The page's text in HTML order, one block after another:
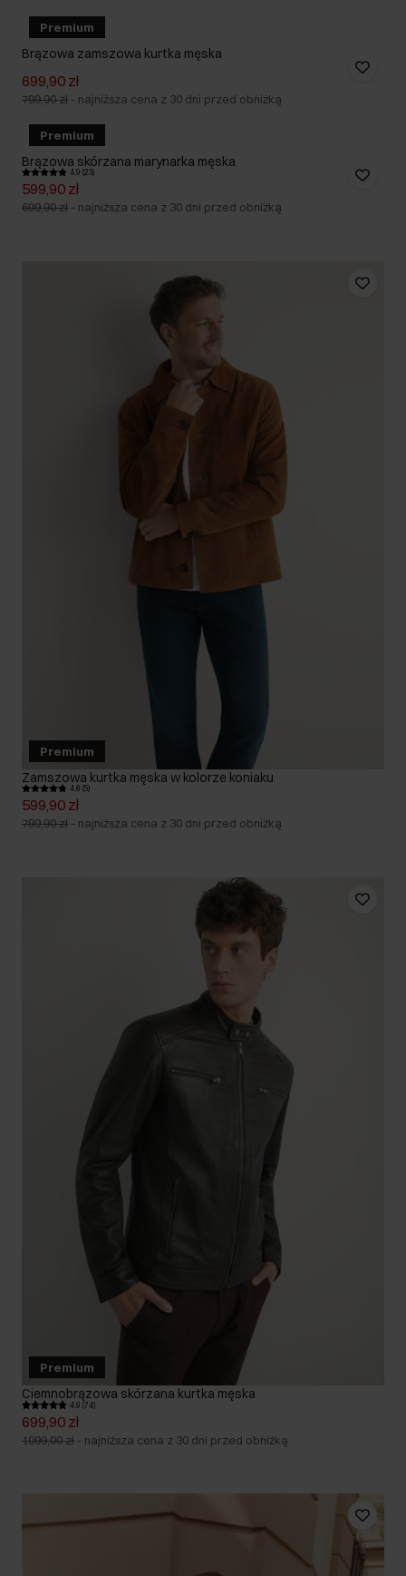
Premium
Brązowa zamszowa kurtka męska
699,90 zł
799,90 zł - najniższa cena z 30 dni przed obniżką
Premium
Brązowa skórzana marynarka męska
4.9 (23)
599,90 zł
699,90 zł - najniższa cena z 30 dni przed obniżką
Premium
Zamszowa kurtka męska w kolorze koniaku
4.8 (5)
599,90 zł
799,90 zł - najniższa cena z 30 dni przed obniżką
Premium
Ciemnobrązowa skórzana kurtka męska
4.9 (74)
699,90 zł
1099,00 zł - najniższa cena z 30 dni przed obniżką